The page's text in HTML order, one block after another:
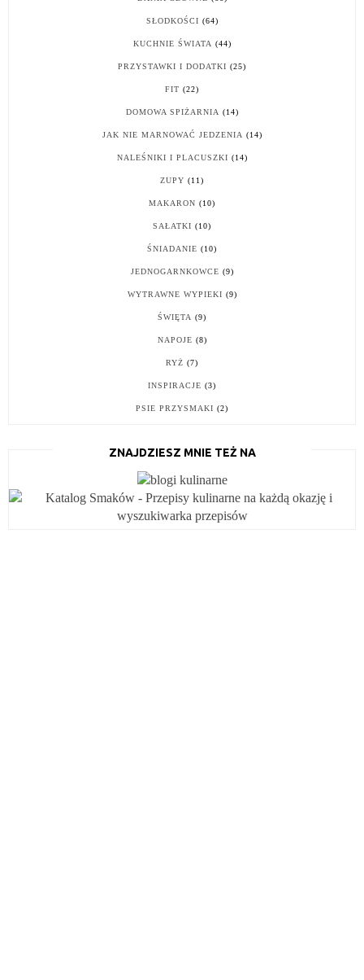
SŁODKOŚCI (64)
KUCHNIE ŚWIATA (44)
PRZYSTAWKI I DODATKI (25)
FIT (22)
DOMOWA SPIŻARNIA (14)
JAK NIE MARNOWAĆ JEDZENIA (14)
NALEŚNIKI I PLACUSZKI (14)
ZUPY (11)
MAKARON (10)
SAŁATKI (10)
ŚNIADANIE (10)
JEDNOGARNKOWCE (9)
WYTRAWNE WYPIEKI (9)
ŚWIĘTA (9)
NAPOJE (8)
RYŻ (7)
INSPIRACJE (3)
PSIE PRZYSMAKI (2)
ZNAJDZIESZ MNIE TEŻ NA